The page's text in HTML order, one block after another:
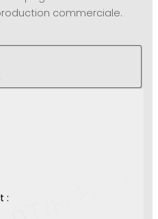
commerciale.
: